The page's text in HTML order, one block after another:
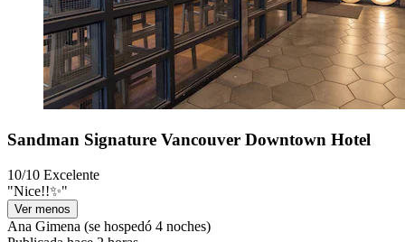
Sandman Signature Vancouver Downtown Hotel
10/10 Excelente
"Nice!!✨️"
Ver menos
Ana Gimena (se hospedó 4 noches)